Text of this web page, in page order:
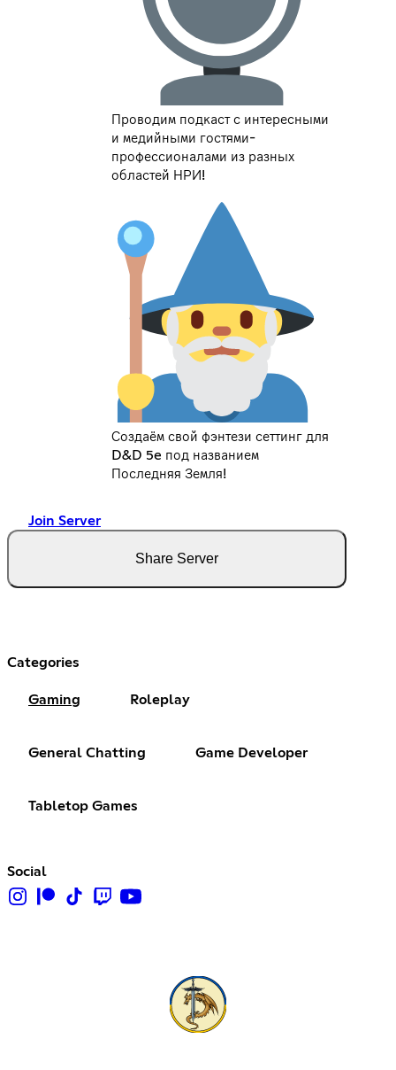
Проводим подкаст с интересными
и медийными гостями-
профессионалами из разных
областей НРИ!
Создаём свой фэнтези сеттинг для
D&D 5e под названием
Последняя Земля!
Join Server
Share Server
Categories
Gaming Roleplay
General Chatting Game Developer
Tabletop Games
Social